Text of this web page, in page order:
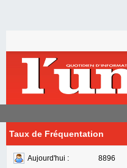
Taux de Fréquentation
Aujourd'hui :
8896